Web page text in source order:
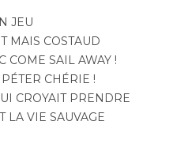
JEU
MAIS COSTAUD
COME SAIL AWAY !
CHÉRIE !
CROYAIT PRENDRE
LA VIE SAUVAGE